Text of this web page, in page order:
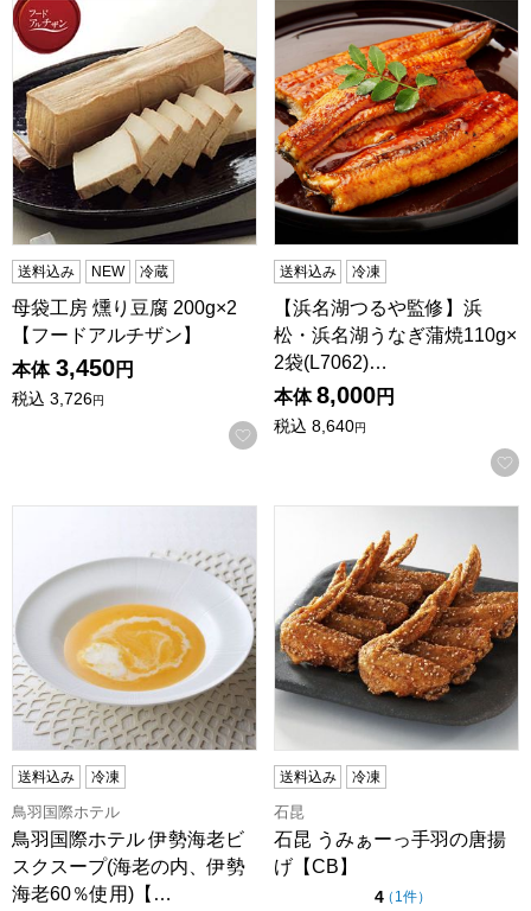
母袋工房 燻り豆腐 200g×2【フードアルチザン】
送料込み NEW 冷蔵
母袋工房 燻り豆腐 200g×2
【フードアルチザン】
本体 3,450円
税込 3,726円
お気に入りに登録する
【浜名湖つるや監修】浜松・
送料込み 冷凍
【浜名湖つるや監修】浜
松・浜名湖うなぎ蒲焼110g×
2袋(L7062)…
本体 8,000円
税込 8,640円
送料込み 冷凍
鳥羽国際ホテル
鳥羽国際ホテル 伊勢海老ビ
スクスープ(海老の内、伊勢
海老60％使用)【…
送料込み 冷凍
石昆
石昆 うみぁーっ手羽の唐揚
げ【CB】
4点（5点満点中）
（ 1件の評価
）